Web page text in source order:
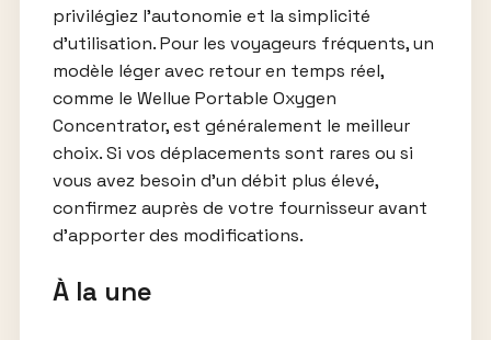
privilégiez l’autonomie et la simplicité
d’utilisation. Pour les voyageurs fréquents, un
modèle léger avec retour en temps réel,
comme le Wellue Portable Oxygen
Concentrator, est généralement le meilleur
choix. Si vos déplacements sont rares ou si
vous avez besoin d’un débit plus élevé,
confirmez auprès de votre fournisseur avant
d’apporter des modifications.
À la une